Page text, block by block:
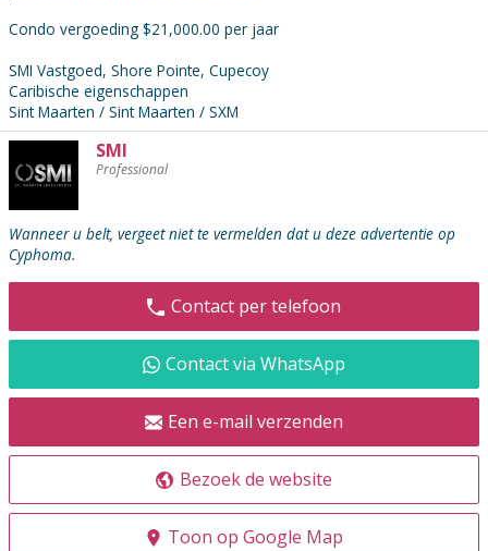
Condo vergoeding $21,000.00 per jaar
SMI Vastgoed, Shore Pointe, Cupecoy
Caribische eigenschappen
Sint Maarten / Sint Maarten / SXM
adverteerder
:
SMI
Professional
Wanneer u belt, vergeet niet te vermelden dat u deze advertentie op
Cyphoma.
Contact per telefoon
Contact via WhatsApp
Een e-mail verzenden
Bezoek de website
Toon op Google Map